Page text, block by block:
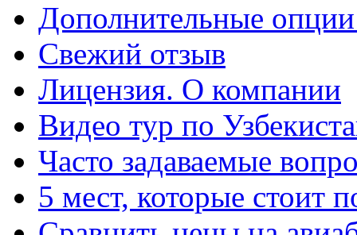
Дополнительные
Свежий отзыв
Лицензия. О компании
Видео тур по
Часто задаваемые
5 мест, которые стоит